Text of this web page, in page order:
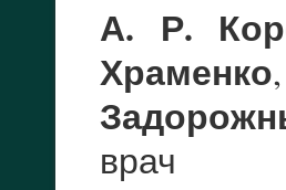
А. Р.
Храменко
врач